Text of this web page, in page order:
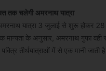
तक चलेगी अमरनाथ यात्रा
यात्रा 3 जुलाई से शुरू होकर 28
मान्यता के अनुसार, अमरनाथ गुफा वही
तीर्थयात्राओं में से एक मानी जाती है।